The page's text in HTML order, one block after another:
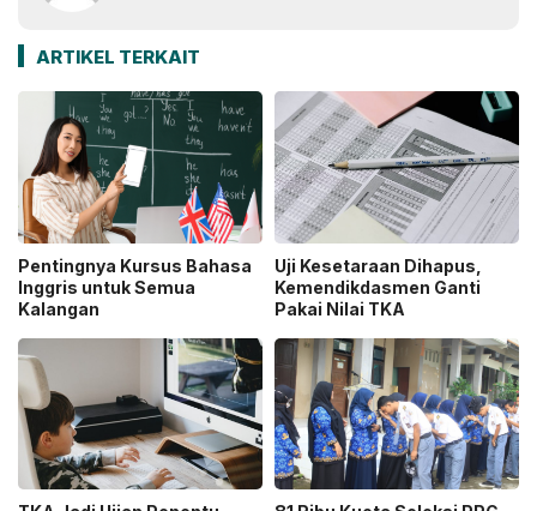
ARTIKEL TERKAIT
Pentingnya Kursus Bahasa
Inggris untuk Semua
Kalangan
Uji Kesetaraan Dihapus,
Kemendikdasmen Ganti
Pakai Nilai TKA